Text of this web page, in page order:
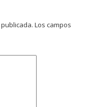
Los campos